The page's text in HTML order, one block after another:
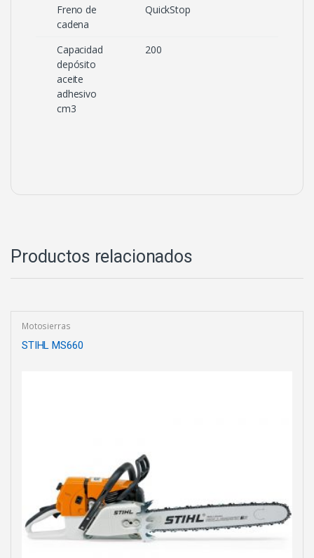
Freno de
cadena
QuickStop
Capacidad
depósito
aceite
adhesivo
cm3
200
Productos relacionados
Motosierras
STIHL MS660